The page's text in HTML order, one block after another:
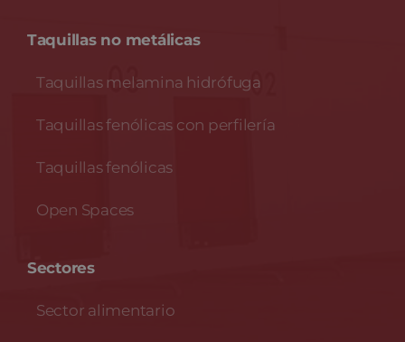
Taquillas no metálicas
Taquillas melamina hidrófuga
Taquillas fenólicas con perfilería
Taquillas fenólicas
Open Spaces
Sectores
Sector alimentario